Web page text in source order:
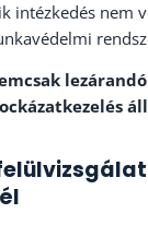
intézkedés nem